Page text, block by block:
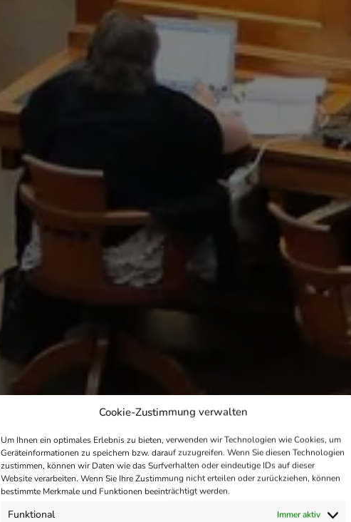
Cookie-Zustimmung verwalten
Um Ihnen ein optimales Erlebnis zu bieten, verwenden wir Technologien wie Cookies, um
Geräteinformationen zu speichern bzw. darauf zuzugreifen. Wenn Sie diesen Technologien
zustimmen, können wir Daten wie das Surfverhalten oder eindeutige IDs auf dieser
Website verarbeiten. Wenn Sie Ihre Zustimmung nicht erteilen oder zurückziehen, können
bestimmte Merkmale und Funktionen beeinträchtigt werden.
Funktional Immer aktiv